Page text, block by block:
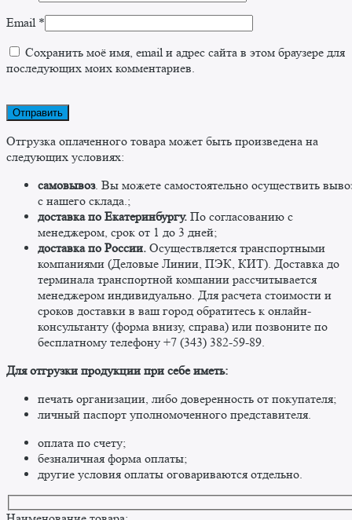
Email *
Сохранить моё имя, email и адрес сайта в этом браузере для
последующих моих комментариев.
Отгрузка оплаченного товара может быть произведена на
следующих условиях:
самовывоз. Вы можете самостоятельно осуществить
c нашего склада.;
доставка по Екатеринбургу. По согласованию с
менеджером, срок от 1 до 3 дней;
доставка по России. Осуществляется транспортными
компаниями (Деловые Линии, ПЭК, КИТ). Доставка до
терминала транспортной компании рассчитывается
менеджером индивидуально. Для расчета стоимости и
сроков доставки в ваш город обратитесь к онлайн-
консультанту (форма внизу, справа) или позвоните по
бесплатному телефону +7 (343) 382-59-89. ​
​Для отгрузки продукции при себе иметь:
печать организации, либо доверенность от покупателя;
личный паспорт уполномоченного представителя.
оплата по счету;
безналичная форма оплаты;
другие условия оплаты оговариваются отдельно. ​